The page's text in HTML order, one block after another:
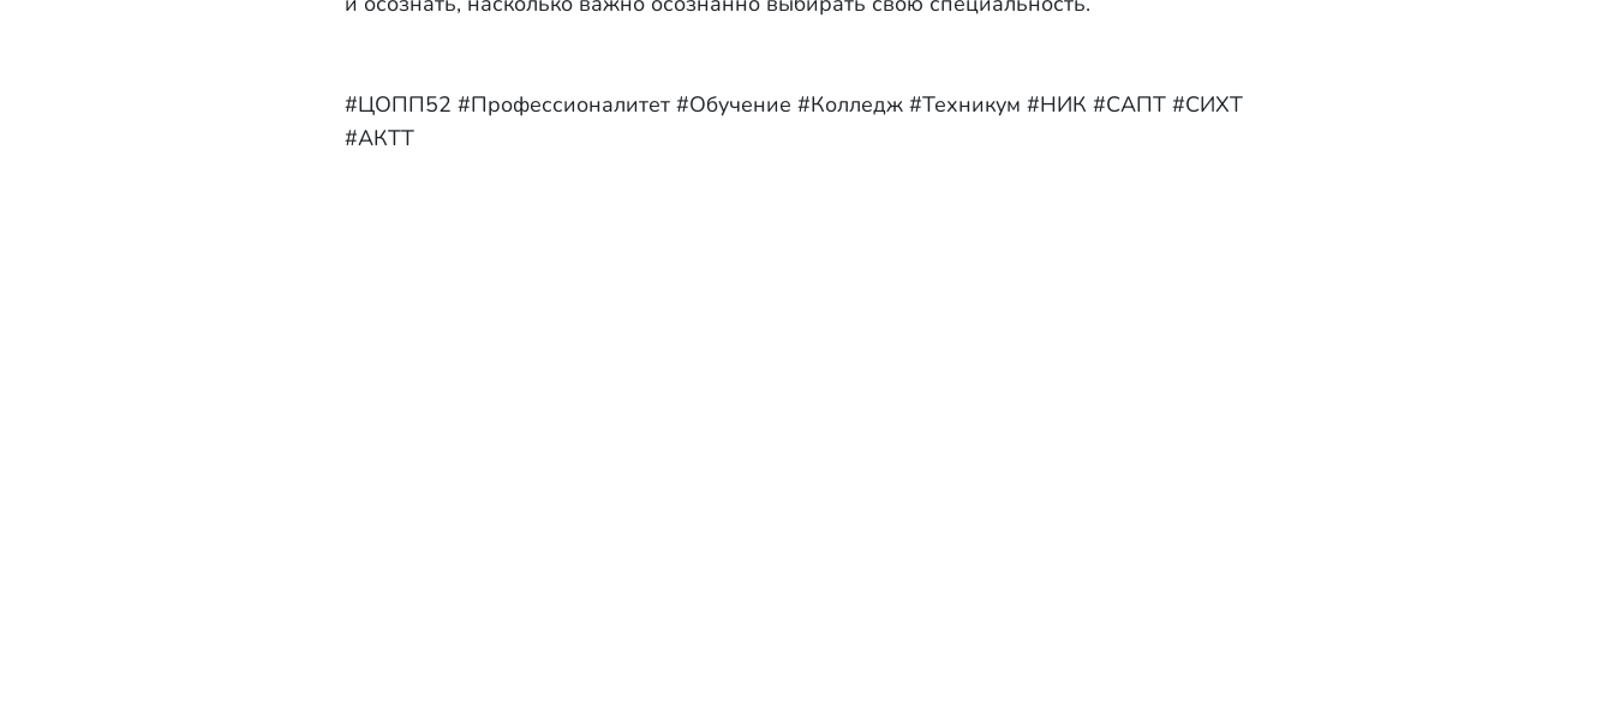
#ЦОПП52 #Профессионалитет #Обучение #Колледж #Техникум #НИК #САПТ #СИХТ
#АКТТ